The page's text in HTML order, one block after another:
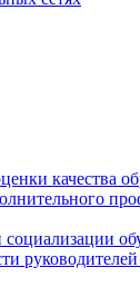
качества
социализации